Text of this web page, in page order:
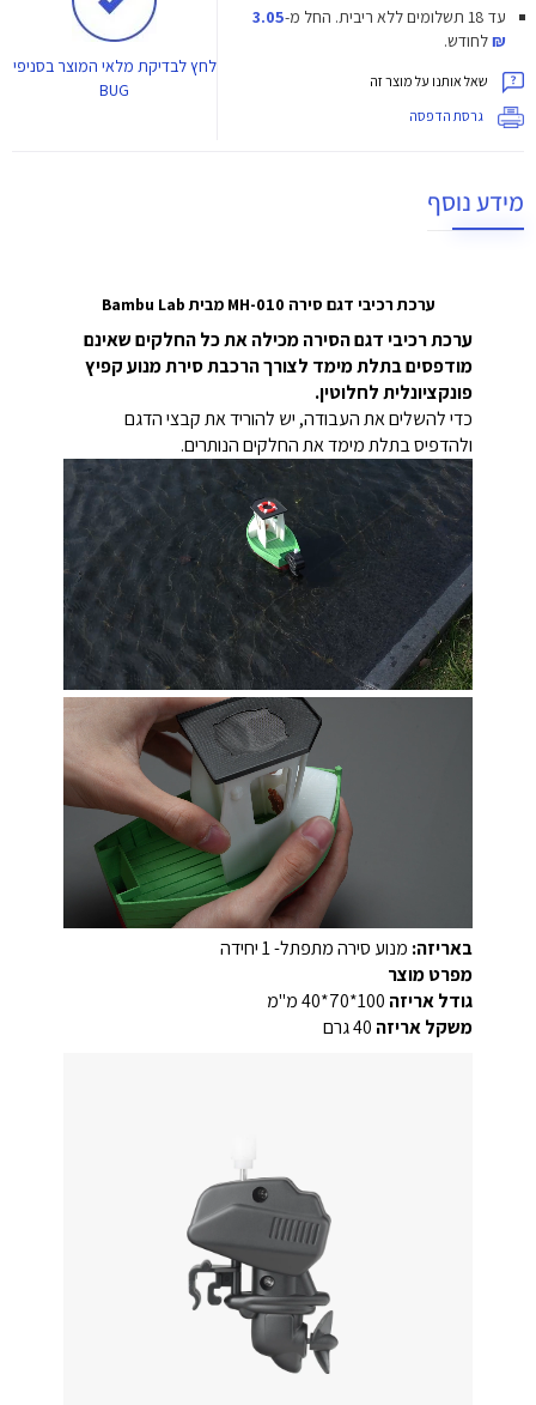
עד 18 תשלומים ללא ריבית.
החל מ-3.05
₪לחודש.
שאל אותנו על מוצר זה
גרסת הדפסה
לחץלבדיקת מלאי המוצר בסניפי
BUG
מידע נוסף
ערכת רכיבי דגם סירה MH-010 מבית Bambu Lab
ערכת רכיבי דגם הסירה מכילה את כל החלקים שאינם
מודפסים בתלת מימד לצורך הרכבת סירת מנוע קפיץ
פונקציונלית לחלוטין.
כדי להשלים את העבודה, יש להוריד את קבצי הדגם
ולהדפיס בתלת מימד את החלקים הנותרים.
באריזה: מנוע סירה מתפתל- 1 יחידה
מפרט מוצר
גודל אריזה
משקל אריזה